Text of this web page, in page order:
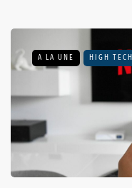
A LA UNE HIGH TECH